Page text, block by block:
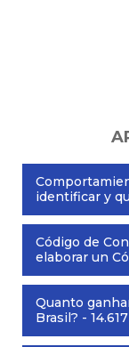
identificar y
Código de
elaborar un
Quanto
Brasil? -